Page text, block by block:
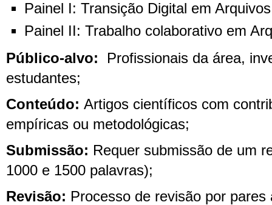
Painel I: Transição Digital em
Painel II: Trabalho colaborativo em
Público-alvo:
Profissionais da área,
estudantes;
Conteúdo: Artigos científicos com
empíricas ou metodológicas;
Submissão: Requer submissão de um
1000 e 1500 palavras);
Revisão: Processo de revisão por pares